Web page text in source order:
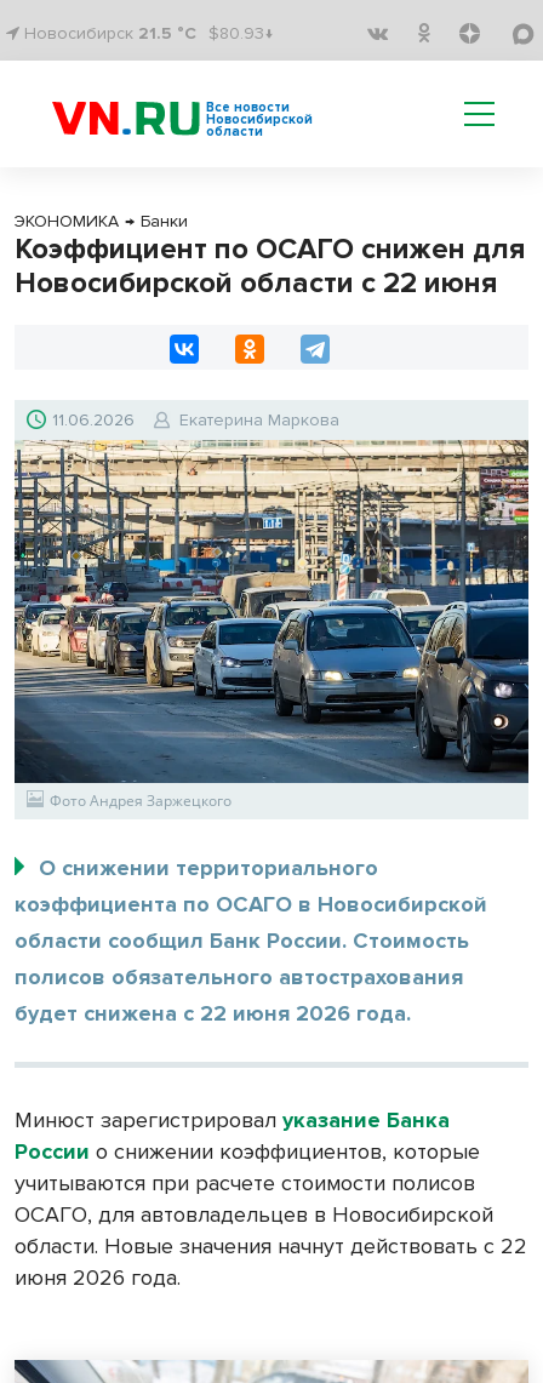
Новосибирск 21.5 °C $80.93↓
Все новости
Новосибирской
области
ЭКОНОМИКА → Банки
Коэффициент по ОСАГО снижен для
Новосибирской области с 22 июня
11.06.2026 Екатерина Маркова
Фото Андрея Заржецкого
О снижении территориального
коэффициента по ОСАГО в Новосибирской
области сообщил Банк России. Стоимость
полисов обязательного автострахования
будет снижена с 22 июня 2026 года.
Минюст зарегистрировал указание Банка
России о снижении коэффициентов, которые
учитываются при расчете стоимости полисов
ОСАГО, для автовладельцев в Новосибирской
области. Новые значения начнут действовать с 22
июня 2026 года.